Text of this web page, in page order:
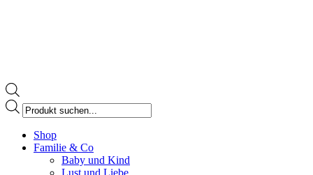
Products
search
page
opens
Shop
Familie & Co
Baby und Kind
Lust und Liebe